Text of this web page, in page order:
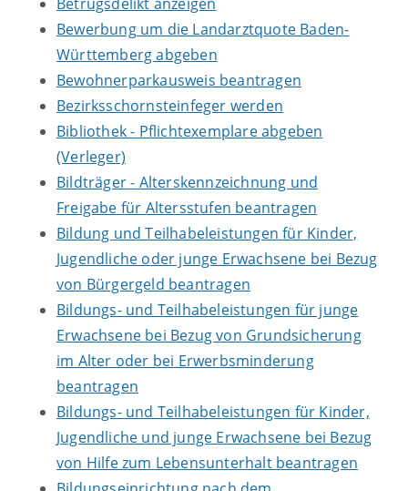
Betrugsdelikt anzeigen
Bewerbung um die Landarztquote Baden-
Württemberg abgeben
Bewohnerparkausweis beantragen
Bezirksschornsteinfeger werden
Bibliothek - Pflichtexemplare abgeben
(Verleger)
Bildträger - Alterskennzeichnung und
Freigabe für Altersstufen beantragen
Bildung und Teilhabeleistungen für Kinder,
Jugendliche oder junge Erwachsene bei Bezug
von Bürgergeld beantragen
Bildungs- und Teilhabeleistungen für junge
Erwachsene bei Bezug von Grundsicherung
im Alter oder bei Erwerbsminderung
beantragen
Bildungs- und Teilhabeleistungen für Kinder,
Jugendliche und junge Erwachsene bei Bezug
von Hilfe zum Lebensunterhalt beantragen